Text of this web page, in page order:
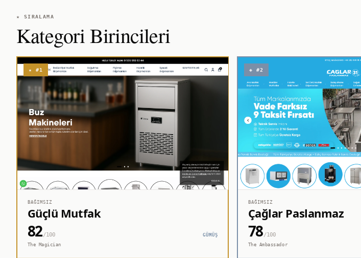
★ SIRALAMA
Kategori Birincileri
★ #1
BAĞIMSIZ
Güçlü Mutfak
82/100
GÜMÜŞ
The Magician
◈ #2
BAĞIMSIZ
Çağlar Paslanmaz
78/100
The Ambassador